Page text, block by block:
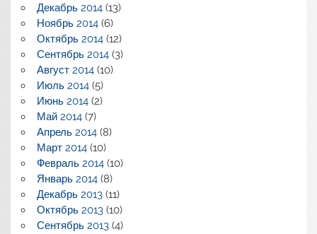
Декабрь 2014(13)
Ноябрь 2014(6)
Октябрь 2014(12)
Сентябрь 2014(3)
Август 2014(10)
Июль 2014(5)
Июнь 2014(2)
Май 2014(7)
Апрель 2014(8)
Март 2014(10)
Февраль 2014(10)
Январь 2014(8)
Декабрь 2013(11)
Октябрь 2013(10)
Сентябрь 2013(4)